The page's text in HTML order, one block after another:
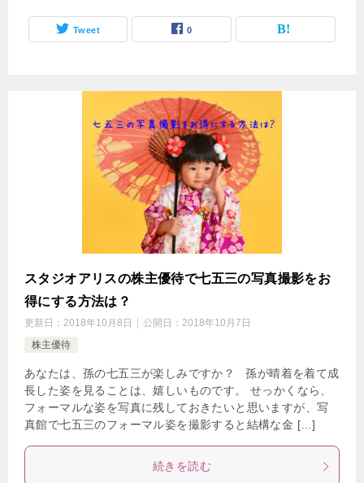
Tweet 0
スタジオアリスの株主優待で七五三の写真撮影をお
得にする方法は？
更新日： 2018年10月8日 公開日： 2018年10月7日
株主優待
あなたは、孫の七五三が楽しみですか？ 孫が晴着を着て成
長した姿を見ることは、嬉しいものです。 せっかくなら、
フォーマルな姿を写真に残しておきたいと思いますが、写
真館で七五三のフォーマル姿を撮影すると結構な金 […]
続きを読む